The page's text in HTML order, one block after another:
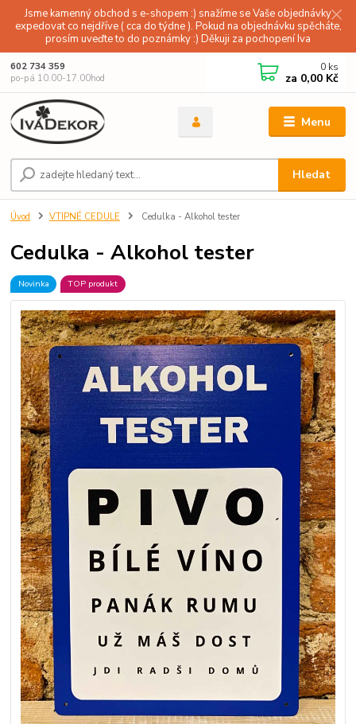
Jsme kamenný obchod s e-shopem :) snažíme se Vaše objednávky
expedovat co nejdříve ( cca do týdne ). Pokud na objednávku spěcháte,
prosím uveďte to do poznámky :) Děkuji za pochopení Iva
Menu
Hledat
602 734 359
po-pá 10.00-17.00hod
0 ks
za 0,00 Kč
Úvod VTIPNÉ CEDULE Cedulka - Alkohol tester
Cedulka - Alkohol tester
Novinka TOP produkt